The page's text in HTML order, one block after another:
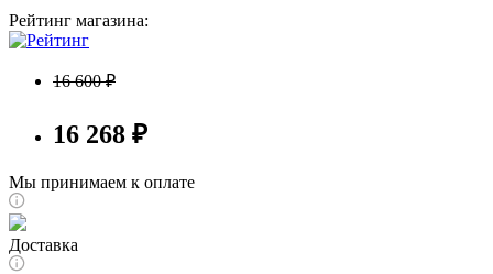
Рейтинг магазина:
16 600 ₽
16 268 ₽
Мы принимаем к оплате
Доставка